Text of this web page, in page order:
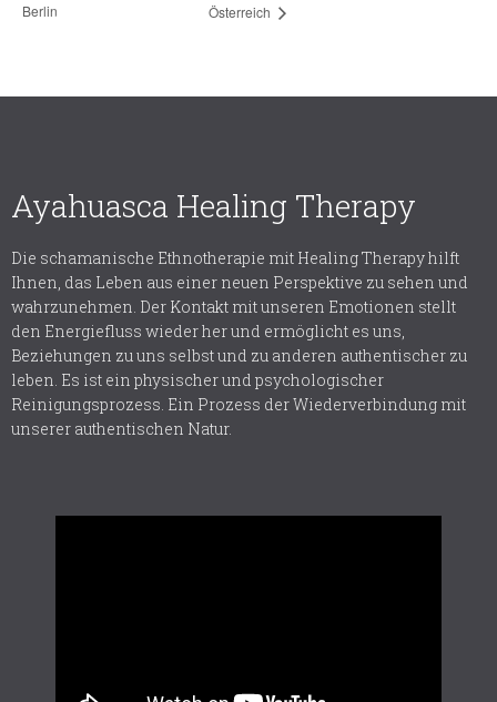
Berlin
Österreich
Ayahuasca Healing Therapy
Die schamanische Ethnotherapie mit Healing Therapy hilft
Ihnen, das Leben aus einer neuen Perspektive zu sehen und
wahrzunehmen. Der Kontakt mit unseren Emotionen stellt
den Energiefluss wieder her und ermöglicht es uns,
Beziehungen zu uns selbst und zu anderen authentischer zu
leben. Es ist ein physischer und psychologischer
Reinigungsprozess. Ein Prozess der Wiederverbindung mit
unserer authentischen Natur.